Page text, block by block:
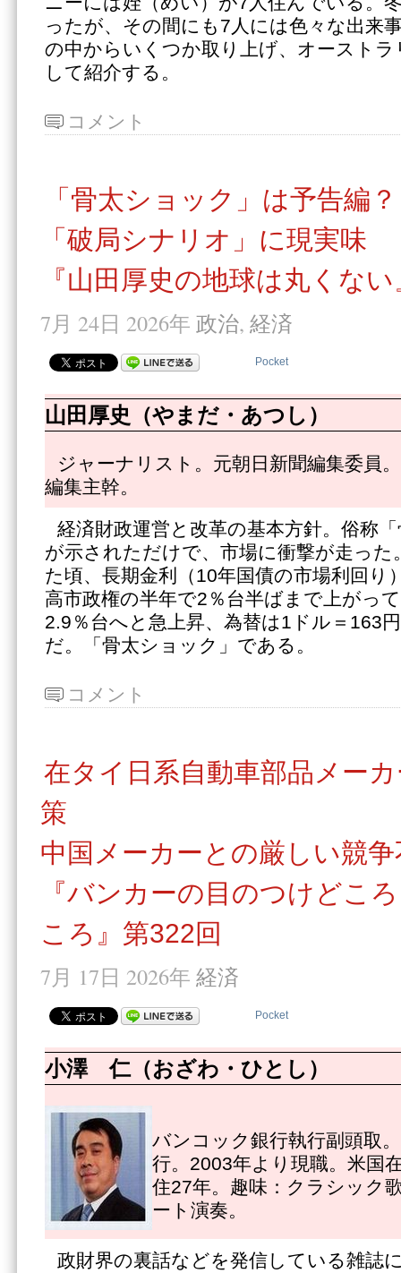
ったが、その間にも7人には色々な出来
の中からいくつか取り上げ、オースト
して紹介する。
コメント
「骨太ショック」は予告編？
「破局シナリオ」に現実味
『山田厚史の地球は丸くな
7月 24日 2026年 政治, 経済
Pocket
山田厚史（やまだ・あつし）
ジャーナリスト。元朝日新聞編集委員
編集主幹。
経済財政運営と改革の基本方針。俗称
が示されただけで、市場に衝撃が走った
た頃、長期金利（10年国債の市場利回り
高市政権の半年で2％台半ばまで上がっ
2.9％台へと急上昇、為替は1ドル＝163
だ。「骨太ショック」である。
コメント
在タイ日系自動車部品メー
策
中国メーカーとの厳しい競争
『バンカーの目のつけどこ
ころ』第322回
7月 17日 2026年 経済
Pocket
小澤 仁（おざわ・ひとし）
バンコック銀行執行副頭取
行。2003年より現職。米国
住27年。趣味：クラシック
ート演奏。
政財界の裏話などを発信している雑誌